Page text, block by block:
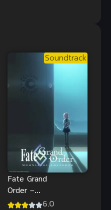
Soundtrack
Fate Grand
Order –
Moonlight6.0